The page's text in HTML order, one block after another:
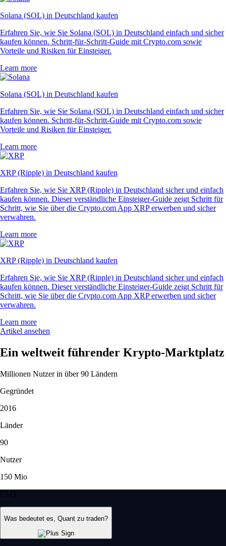
Solana (SOL) in Deutschland kaufen
Erfahren Sie, wie Sie Solana (SOL) in Deutschland einfach und sicher
kaufen können. Schritt-für-Schritt-Guide mit Crypto.com sowie
Vorteile und Risiken für Einsteiger.
Learn more
Solana (SOL) in Deutschland kaufen
Erfahren Sie, wie Sie Solana (SOL) in Deutschland einfach und sicher
kaufen können. Schritt-für-Schritt-Guide mit Crypto.com sowie
Vorteile und Risiken für Einsteiger.
Learn more
XRP (Ripple) in Deutschland kaufen
Erfahren Sie, wie Sie XRP (Ripple) in Deutschland sicher und einfach
kaufen können. Dieser verständliche Einsteiger-Guide zeigt Schritt für
Schritt, wie Sie über die Crypto.com App XRP erwerben und sicher
verwahren.
Learn more
XRP (Ripple) in Deutschland kaufen
Erfahren Sie, wie Sie XRP (Ripple) in Deutschland sicher und einfach
kaufen können. Dieser verständliche Einsteiger-Guide zeigt Schritt für
Schritt, wie Sie über die Crypto.com App XRP erwerben und sicher
verwahren.
Learn more
Artikel ansehen
Ein weltweit führender Krypto-Marktplatz
Millionen Nutzer in über 90 Ländern
Gegründet
2016
Länder
90
Nutzer
150 Mio
FAQ
Was bedeutet es, Quant zu traden?